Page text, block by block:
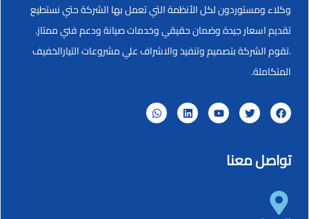
وكلاء ومستوردون لكل الأنظمة التي تعمل بها الشركة حتي نستطيع
تقديم اسعار جيدة وضمان حقيقي وخدمات صيانة ودعم فني ممتاز.
.تقوم الشركة بتصميم وتنفيذ والاشراف علي مشروعات التيارالخفيف
المتكاملة.
تواصل معنا